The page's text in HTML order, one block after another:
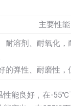
主要性能
耐溶剂、耐氧化
的弹性、耐磨性，
性能良好，在-